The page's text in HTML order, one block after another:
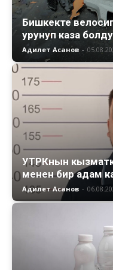
Бишкекте
урунуп каза болду
Адилет Асанов -
УТРКнын
менен бир адам
Адилет Асанов -